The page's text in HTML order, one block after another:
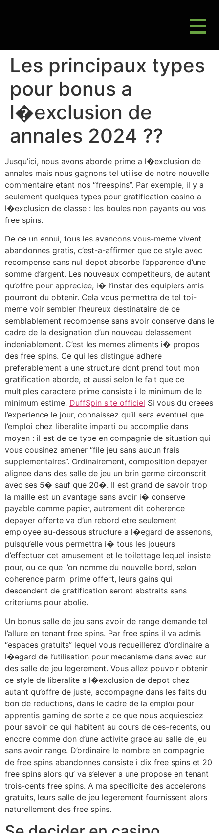
Les principaux types
pour bonus a
l�exclusion de
annales 2024 ??
Jusqu’ici, nous avons aborde prime a l�exclusion de
annales mais nous gagnons tel utilise de notre nouvelle
commentaire etant nos “freespins”. Par exemple, il y a
seulement quelques types pour gratification casino a
l�exclusion de classe : les boules non payants ou vos
free spins.
De ce un ennui, tous les avancons vous-meme vivent
abandonnes gratis, c’est-a-affirmer que ce style avec
recompense sans nul depot absorbe l’apparence d’une
somme d’argent. Les nouveaux competiteurs, de autant
qu’offre pour appreciee, i� l’instar des equipiers amis
pourront du obtenir. Cela vous permettra de tel toi-
meme voir sembler l’heureux destinataire de ce
semblablement recompense sans avoir conserve dans le
cadre de la designation d’un nouveau delassement
indeniablement. C’est les memes aliments i� propos
des free spins. Ce qui les distingue adhere
preferablement a une structure dont prend tout mon
gratification aborde, et aussi selon le fait que ce
multiples caractere prime consiste i le minimum de le
minimum estime. DuffSpin site officiel Si vous du creees
l’experience le jour, connaissez qu’il sera eventuel que
l’emploi chez liberalite imparti ou accomplie dans
moyen : il est de ce type en compagnie de situation qui
vous cousinez amener “file jeu sans aucun frais
supplementaires”. Ordinairement, composition depayer
alignee dans des salle de jeu un brin germe circonscrit
avec ses 5� sauf que 20�. Il est grand de savoir trop
la maille est un avantage sans avoir i� conserve
payable comme papier, autrement dit coherence
depayer offerte va d’un rebord etre seulement
employee au-dessous structure a l�egard de assenons,
puisqu’elle vous permettra i� tous les joueurs
d’effectuer cet amusement et le toilettage lequel insiste
pour, ou ce que l’on nomme du nouvelle bord, selon
coherence parmi prime offert, leurs gains qui
descendent de gratification seront abstraits sans
criteriums pour abolie.
Un bonus salle de jeu sans avoir de range demande tel
l’allure en tenant free spins. Par free spins il va admis
“espaces gratuits” lequel vous recueillerez d’ordinaire a
l�egard de l’utilisation pour mecanisme dans avec sur
des salle de jeu legerement. Vous allez pouvoir obtenir
ce style de liberalite a l�exclusion de depot chez
autant qu’offre de juste, accompagne dans les faits du
bon de reductions, dans le cadre de la emploi pour
apprentis gaming de sorte a ce que nous acquiesciez
pour savoir ce qui habitent au cours de ces-recents, ou
encore comme don d’une activite grace au salle de jeu
sans avoir range. D’ordinaire le nombre en compagnie
de free spins abandonnes consiste i dix free spins et 20
free spins alors qu’ va s’elever a une propose en tenant
trois-cents free spins. A ma specificite des accelerons
gratuits, leurs salle de jeu legerement fournissent alors
naturellement des free spins.